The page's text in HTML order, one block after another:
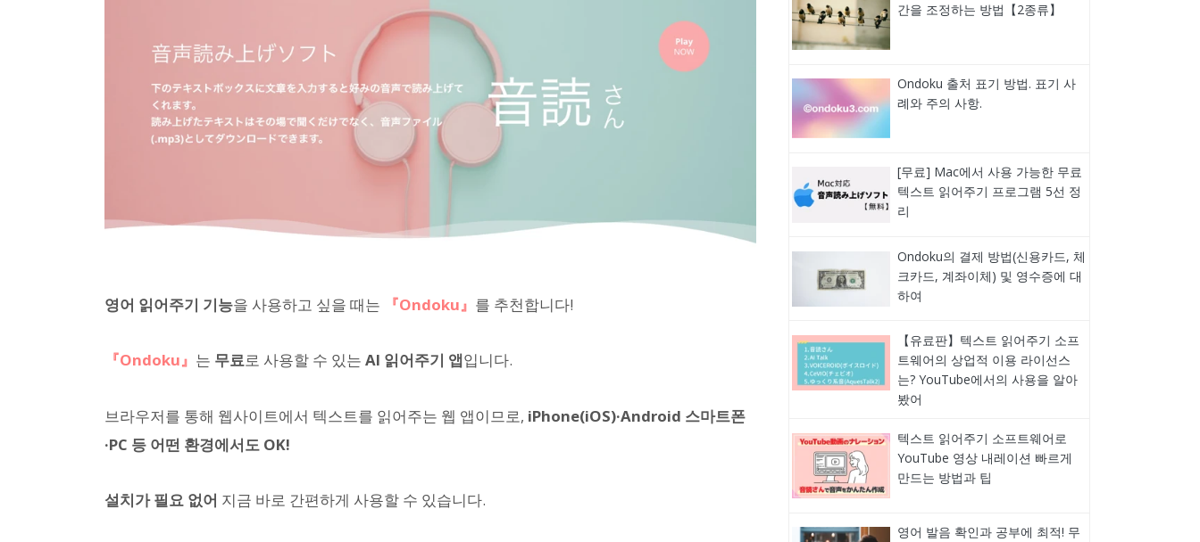
영어 읽어주기 기능을 사용하고 싶을 때는 『Ondoku』 를 추천합니다!
『Ondoku』 는 무료로 사용할 수 있는 AI 읽어주기 앱입니다.
브라우저를 통해 웹사이트에서 텍스트를 읽어주는 웹 앱이므로, iPhone(iOS)·Android 스마트폰
·PC 등 어떤 환경에서도 OK!
설치가 필요 없어 지금 바로 간편하게 사용할 수 있습니다.
간을 조정하는 방법【2종류】
Ondoku 출처 표기 방법. 표기 사
례와 주의 사항.
[무료] Mac에서 사용 가능한 무료
텍스트 읽어주기 프로그램 5선 정
리
Ondoku의 결제 방법(신용카드, 체
크카드, 계좌이체) 및 영수증에 대
하여
【유료판】텍스트 읽어주기 소프
트웨어의 상업적 이용 라이선스
는? YouTube에서의 사용을 알아
봤어
텍스트 읽어주기 소프트웨어로
YouTube 영상 내레이션 빠르게
만드는 방법과 팁
영어 발음 확인과 공부에 최적! 무